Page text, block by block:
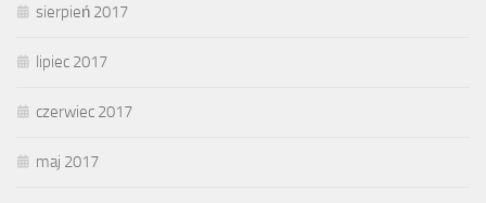
sierpień 2017
lipiec 2017
czerwiec 2017
maj 2017